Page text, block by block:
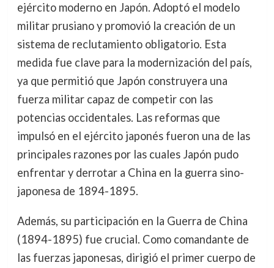
ejército moderno en Japón. Adoptó el modelo
militar prusiano y promovió la creación de un
sistema de reclutamiento obligatorio. Esta
medida fue clave para la modernización del país,
ya que permitió que Japón construyera una
fuerza militar capaz de competir con las
potencias occidentales. Las reformas que
impulsó en el ejército japonés fueron una de las
principales razones por las cuales Japón pudo
enfrentar y derrotar a China en la guerra sino-
japonesa de 1894-1895.
Además, su participación en la Guerra de China
(1894-1895) fue crucial. Como comandante de
las fuerzas japonesas, dirigió el primer cuerpo de